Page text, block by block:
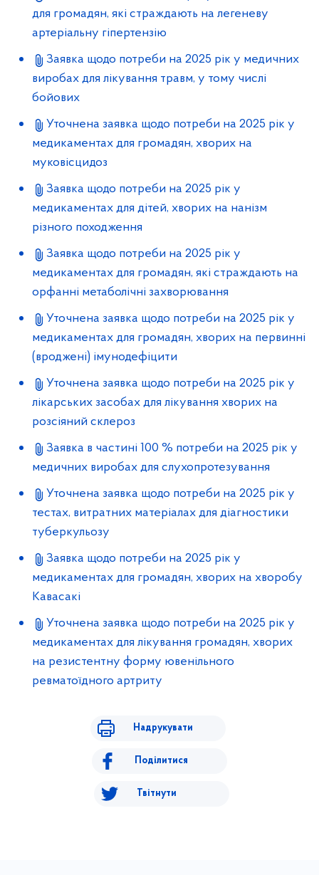
для громадян, які страждають на легеневу
артеріальну гіпертензію
Заявка щодо потреби на 2025 рік у медичних
виробах для лікування травм, у тому числі
бойових
Уточнена заявка щодо потреби на 2025 рік у
медикаментах для громадян, хворих на
муковісцидоз
Заявка щодо потреби на 2025 рік у
медикаментах для дітей, хворих на нанізм
різного походження
Заявка щодо потреби на 2025 рік у
медикаментах для громадян, які страждають на
орфанні метаболічні захворювання
Уточнена заявка щодо потреби на 2025 рік у
медикаментах для громадян, хворих на первинні
(вроджені) імунодефіцити
Уточнена заявка щодо потреби на 2025 рік у
лікарських засобах для лікування хворих на
розсіяний склероз
Заявка в частині 100 % потреби на 2025 рік у
медичних виробах для слухопротезування
Уточнена заявка щодо потреби на 2025 рік у
тестах, витратних матеріалах для діагностики
туберкульозу
Заявка щодо потреби на 2025 рік у
медикаментах для громадян, хворих на хворобу
Кавасакі
Уточнена заявка щодо потреби на 2025 рік у
медикаментах для лікування громадян, хворих
на резистентну форму ювенільного
ревматоїдного артриту
Надрукувати
Поділитися
Твітнути